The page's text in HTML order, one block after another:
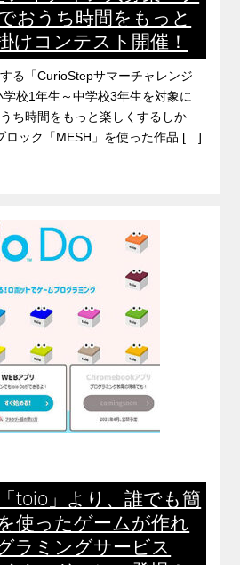
おうち時間をもっと
けコンテスト開催！
る「CurioStepサマーチャレンジ
校1年生～中学校3年生を対象に
ち時間をもっと楽しくするしか
ロック「MESH」を使った作品 […]
toio」より、誰でも簡
使ったゲームが作れ
ラミングサービス